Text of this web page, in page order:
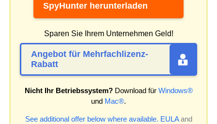
SpyHunter herunterladen
Sparen Sie Ihrem Unternehmen Geld!
Angebot für Mehrfachlizenz-
Rabatt
Nicht Ihr Betriebssystem?Download für Windows®
und Mac®.
See additional offer below where available. EULAand